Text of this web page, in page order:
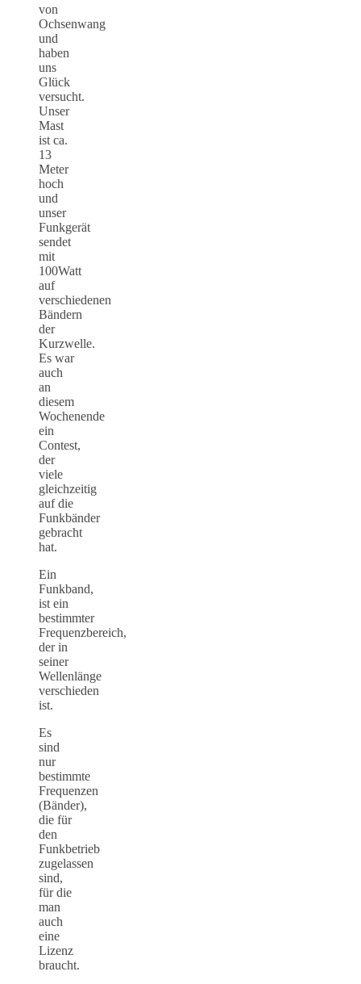
von
Ochsenwang
und
haben
uns
Glück
versucht.
Unser
Mast
ist ca.
13
Meter
hoch
und
unser
Funkgerät
sendet
mit
100Watt
auf
verschiedenen
Bändern
der
Kurzwelle.
Es war
auch
an
diesem
Wochenende
ein
Contest,
der
viele
gleichzeitig
auf die
Funkbänder
gebracht
hat.
Ein
Funkband,
ist ein
bestimmter
Frequenzbereich,
der in
seiner
Wellenlänge
verschieden
ist.
Es
sind
nur
bestimmte
Frequenzen
(Bänder),
die für
den
Funkbetrieb
zugelassen
sind,
für die
man
auch
eine
Lizenz
braucht.